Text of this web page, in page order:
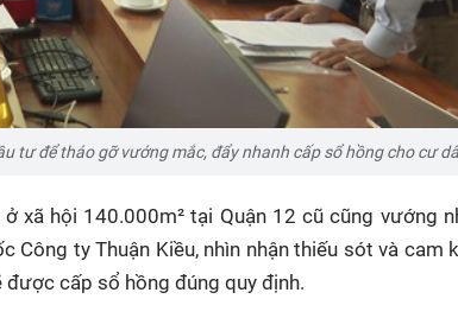
tư để tháo gỡ vướng mắc, đẩy nhanh cấp sổ hồng cho cư
xã hội 140.000m² tại Quận 12 cũ cũng vướng
Công ty Thuận Kiều, nhìn nhận thiếu sót và cam
được cấp sổ hồng đúng quy định.